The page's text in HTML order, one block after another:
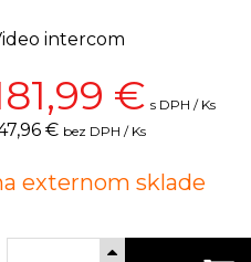
intercom
€ s DPH / Ks
€ bez DPH / Ks
externom sklade